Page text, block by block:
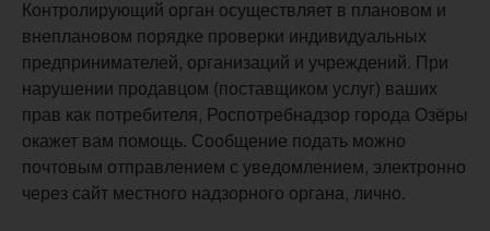
Контролирующий орган осуществляет в плановом и
внеплановом порядке проверки индивидуальных
предпринимателей, организаций и учреждений. При
нарушении продавцом (поставщиком услуг) ваших
прав как потребителя, Роспотребнадзор города Озёры
окажет вам помощь. Сообщение подать можно
почтовым отправлением с уведомлением, электронно
через сайт местного надзорного органа, лично.